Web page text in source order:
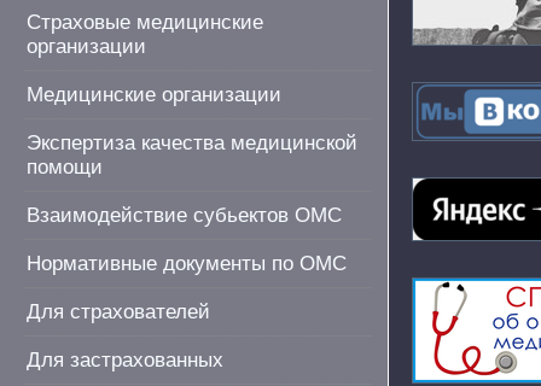
Страховые медицинские
организации
Медицинские организации
Экспертиза качества медицинской
помощи
Взаимодействие субьектов ОМС
Нормативные документы по ОМС
Для страхователей
Для застрахованных